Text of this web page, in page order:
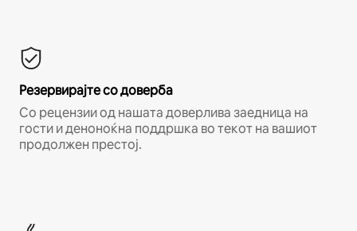
Резервирајте со доверба
Со рецензии од нашата доверлива заедница на
гости и деноноќна поддршка во текот на вашиот
продолжен престој.